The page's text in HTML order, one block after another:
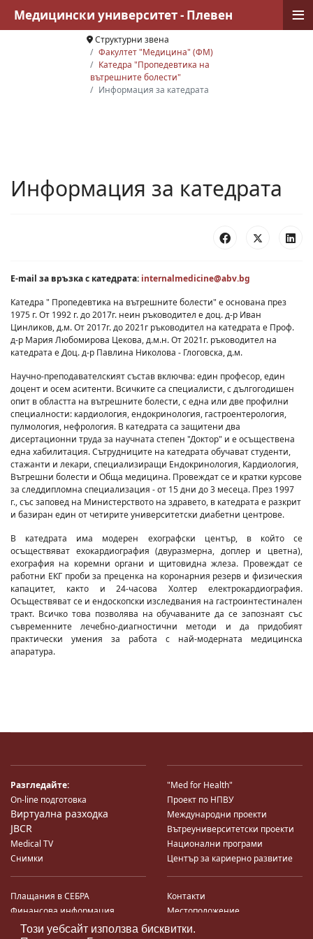
Този уебсайт използва бисквитки.
Структурни звена
Факултет "Медицина" (ФМ)
Катедра "Пропедевтика на
вътрешните болести"
Информация за катедрата
Информация за катедрата
E-mail за връзка с катедрата: internalmedicine@abv.bg
Катедра " Пропедевтика на вътрешните болести" е основана през
1975 г. От 1992 г. до 2017г. неин ръководител е доц. д-р Иван
Цинликов, д.м. От 2017г. до 2021г ръководител на катедрата е Проф.
д-р Мария Любомирова Цекова, д.м.н. От 2021г. ръководител на
катедрата е Доц. д-р Павлина Николова - Глоговска, д.м.
Научно-преподавателският състав включва: един професор, един
доцент и осем аситенти. Всичките са специалисти, с дългогодишен
опит в областта на вътрешните болести, с една или две профилни
специалности: кардиология, ендокринология, гастроентерология,
пулмология, нефрология. B катедрата са защитени два
дисертационни труда за научната степен "Доктор" и е осъществена
една хабилитация. Сътрудниците на катедрата обучават студенти,
стажанти и лекари, специализиращи Ендокринология, Кардиология,
Вътрешни болести и Обща медицина. Провеждат се и кратки курсове
за следдипломна специализация - от 15 дни до 3 месеца. През 1997
г., със заповед на Министерството на здравето, в катедрата е разкрит
и базиран един от четирите университетски диабетни центрове.
B катедрата има модерен ехографски център, в който се
осъществяват ехокардиография (двуразмерна, доплер и цветна),
ехография на коремни органи и щитовидна жлеза. Провеждат се
работни ЕКГ проби за преценка на коронарния резерв и физическия
капацитет, както и 24-часова Холтер електрокардиография.
Осъществяват се и ендоскопски изследвания на гастроинтестинален
тракт. Всичко това позволява на обучаваните да се запознаят със
съвременните лечебно-диагностични методи и да придобият
практически умения за работа с най-модерната медицинска
апаратура.
Разгледайте:
On-line подготовка
Виртуална разходка
JBCR
Medical TV
Снимки
"Med for Health"
Проект по НПВУ
Международни проекти
Вътреуниверситетски проекти
Национални програми
Център за кариерно развитие
Плащания в СЕБРА
Финансова информация
Система за финансово упр-е и
Контакти
Местоположение
Карта на сайта
Медицински университет - Плевен ≡